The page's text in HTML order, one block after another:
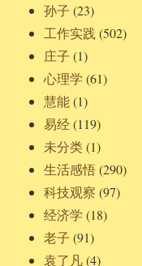
孙子 (23)
工作实践 (502)
庄子 (1)
心理学 (61)
慧能(1)
易经(119)
未分类(1)
生活感悟(290)
科技观察 (97)
经济学 (18)
老子 (91)
袁了凡(4)